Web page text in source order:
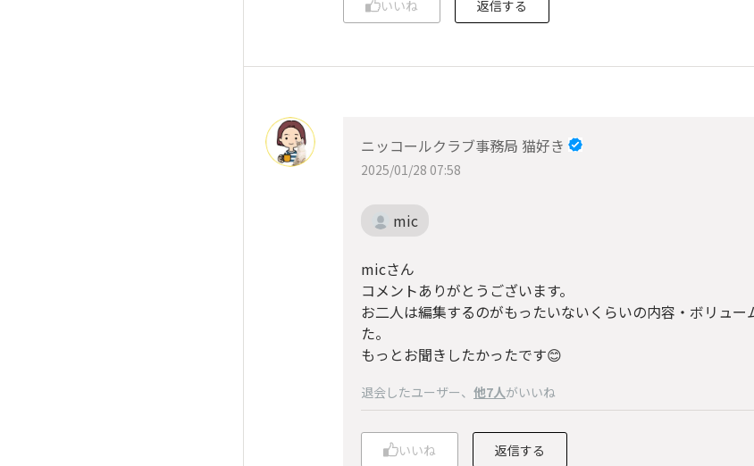
いいね 返信する
ニッコールクラブ事務局 猫好き
2025/01/28 07:58
mic
micさん
コメントありがとうございます。
お二人は編集するのがもったいないくらいの内容・ボリュー
た。
もっとお聞きしたかったです😊
退会したユーザー、 他7人がいいね
いいね 返信する